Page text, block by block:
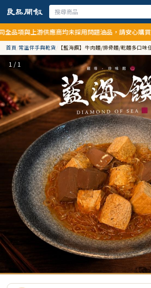
均未採用問題油品，請安心購買食用
首頁/常溫伴手與乾貨/ 【藍海饌】牛肉麵/排骨麵/乾麵多口味
1 / 1